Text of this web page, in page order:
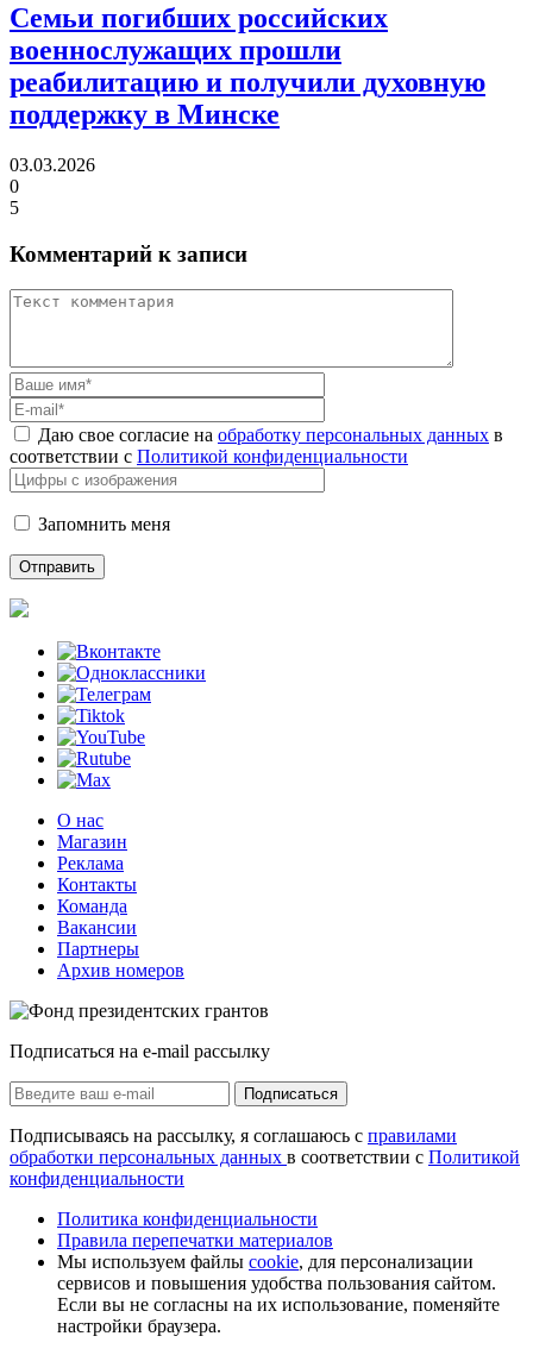
Семьи погибших российских
военнослужащих прошли
реабилитацию и получили духовную
поддержку в Минске
03.03.2026
0
5
Комментарий к записи
Даю свое согласие на обработку персональных данных в
соответствии с Политикой конфиденциальности
Запомнить меня
О нас
Магазин
Реклама
Контакты
Команда
Вакансии
Партнеры
Архив номеров
Подписаться на e-mail рассылку
Подписаться
Подписываясь на рассылку, я соглашаюсь с правилами
обработки персональных данных в соответствии с Политикой
конфиденциальности
Политика конфиденциальности
Правила перепечатки материалов
Мы используем файлы cookie, для персонализации
сервисов и повышения удобства пользования сайтом.
Если вы не согласны на их использование, поменяйте
настройки браузера.